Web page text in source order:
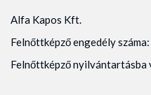
Alfa Kapos Kft.
Felnőttképző engedély
Felnőttképző